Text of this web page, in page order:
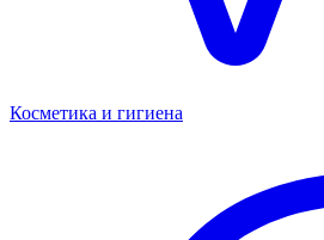
Косметика и гигиена